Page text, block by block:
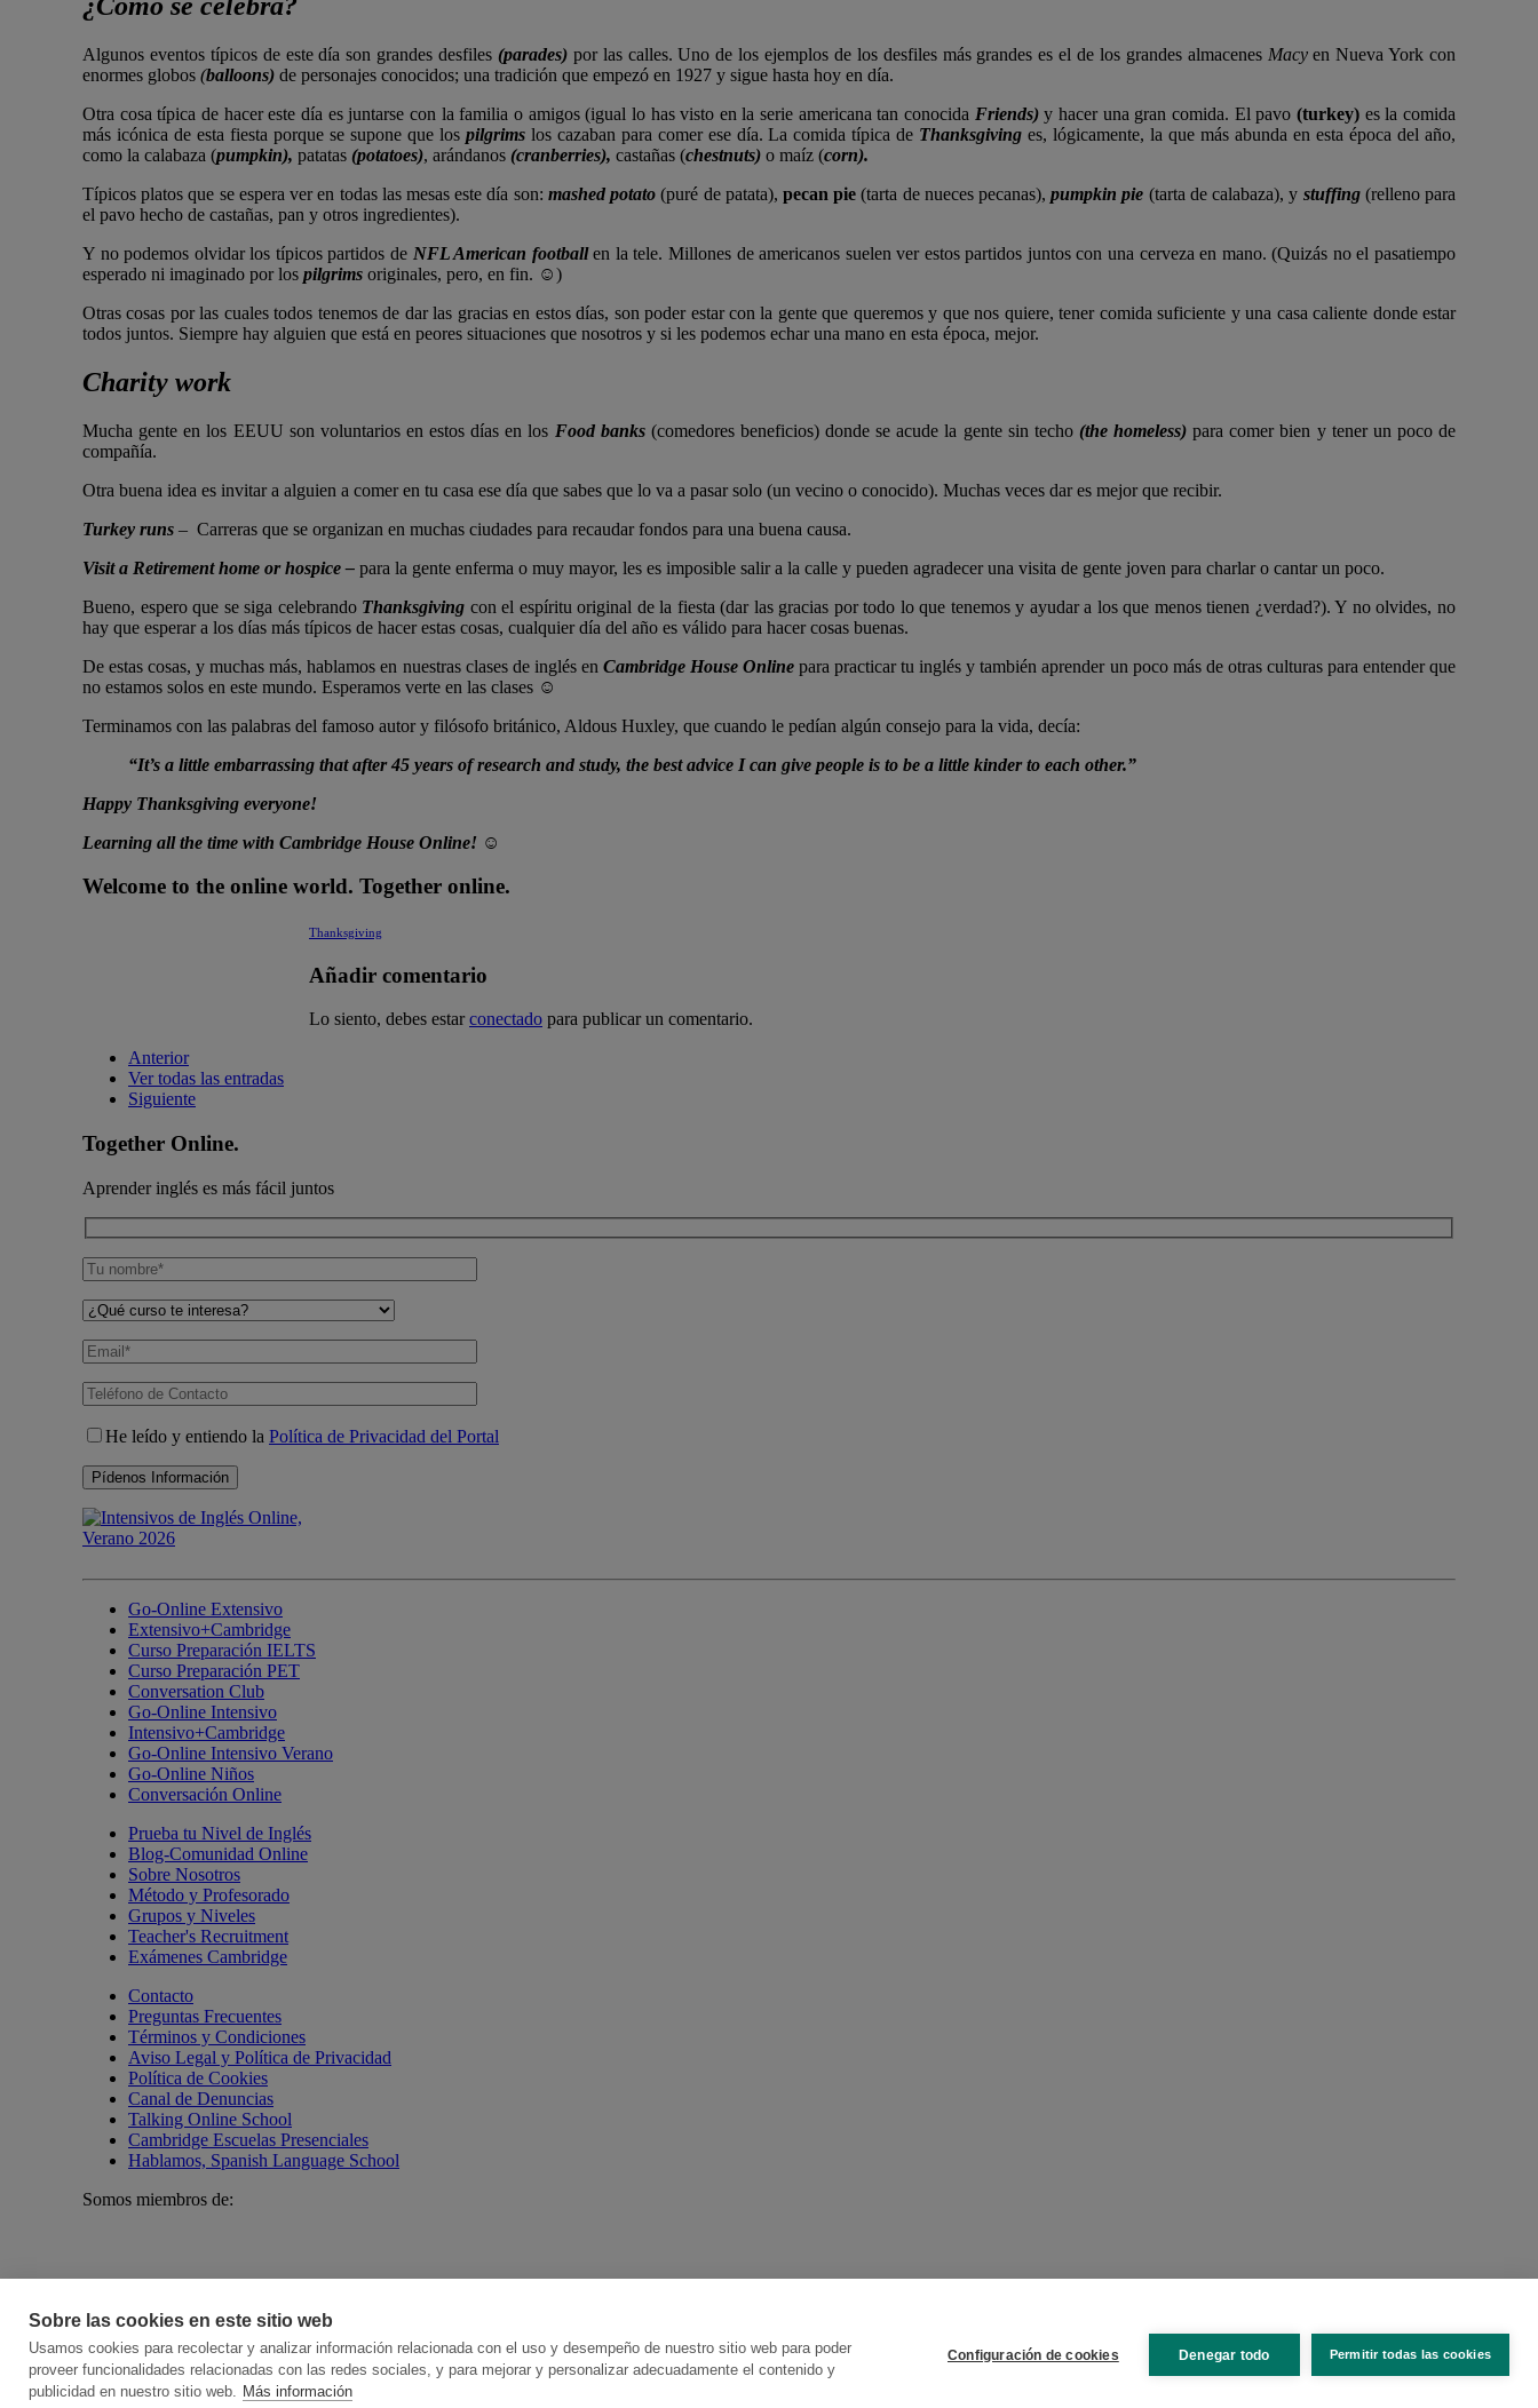
Algunos eventos típicos de este día son grandes desfiles (parades)por las calles. Uno de los ejemplos de los desfiles más grandes es el de los grandes almacenes Macyen Nueva York con
enormes globos (balloons) de personajes conocidos; una tradición que empezó en 1927 y sigue hasta hoy en día.
Otra cosa típica de hacer este día es juntarse con la familia o amigos (igual lo has visto en la serie americana tan conocida Friends) y hacer una gran comida. El pavo(turkey) es la comida
más icónica de esta fiesta porque se supone que los pilgrims los cazaban para comer ese día. La comida típica de Thanksgivinges, lógicamente, la que más abunda en esta época del año,
como la calabaza (pumpkin), patatas (potatoes), arándanos (cranberries), castañas (chestnuts) o maíz (corn).
Típicos platos que se espera ver en todas las mesas este día son: mashed potato(puré de patata), pecan pie(tarta de nueces pecanas),pumpkin pie (tarta de calabaza), y stuffing (relleno para
el pavo hecho de castañas, pan y otros ingredientes).
Y no podemos olvidar los típicos partidos de NFL American footballen la tele. Millones de americanos suelen ver estos partidos juntos con una cerveza en mano. (Quizás no el pasatiempo
esperado ni imaginado por los pilgrims originales, pero, en fin. ☺)
Otras cosas por las cuales todos tenemos de dar las gracias en estos días, son poder estar con la gente que queremos y que nos quiere, tener comida suficiente y una casa caliente donde estar
todos juntos. Siempre hay alguien que está en peores situaciones que nosotros y si les podemos echar una mano en esta época, mejor.
Charity work
Mucha gente en los EEUU son voluntarios en estos días en los Food banks(comedores beneficios) donde se acude la gente sin techo (the homeless)para comer bien y tener un poco de
compañía.
Otra buena idea es invitar a alguien a comer en tu casa ese día que sabes que lo va a pasar solo (un vecino o conocido). Muchas veces dar es mejor que recibir.
Turkey runs – Carreras que se organizan en muchas ciudades para recaudar fondos para una buena causa.
Visit a Retirement home or hospice – para la gente enferma o muy mayor, les es imposible salir a la calle y pueden agradecer una visita de gente joven para charlar o cantar un poco.
Bueno, espero que se siga celebrando Thanksgiving con el espíritu original de la fiesta (dar las gracias por todo lo que tenemos y ayudar a los que menos tienen ¿verdad?). Y no olvides, no
hay que esperar a los días más típicos de hacer estas cosas, cualquier día del año es válido para hacer cosas buenas.
De estas cosas, y muchas más, hablamos en nuestras clases de inglés en Cambridge House Onlinepara practicar tu inglés y también aprender un poco más de otras culturas para entender que
no estamos solos en este mundo. Esperamos verte en las clases ☺
Terminamos con las palabras del famoso autor y filósofo británico, Aldous Huxley, que cuando le pedían algún consejo para la vida, decía:
“It’s a little embarrassing that after 45 years of research and study, the best advice I can give people is to be a little kinder to each other.”
Happy Thanksgiving everyone!
Learning all the time with Cambridge House Online! ☺
Welcome to the online world. Together online.
Thanksgiving
Añadir comentario
Lo siento, debes estarconectado para publicar un comentario.
Anterior
Ver todas las entradas
Siguiente
Together Online.
Aprender inglés es más fácil juntos
He leído y entiendo la Política de Privacidad del Portal
Go-Online Extensivo
Extensivo+Cambridge
Curso Preparación IELTS
Curso Preparación PET
Conversation Club
Go-Online Intensivo
Intensivo+Cambridge
Go-Online Intensivo Verano
Go-Online Niños
Conversación Online
Prueba tu Nivel de Inglés
Blog-Comunidad Online
Sobre Nosotros
Método y Profesorado
Grupos y Niveles
Teacher's Recruitment
Exámenes Cambridge
Contacto
Preguntas Frecuentes
Términos y Condiciones
Aviso Legal y Política de Privacidad
Política de Cookies
Canal de Denuncias
Talking Online School
Cambridge Escuelas Presenciales
Hablamos, Spanish Language School
Somos miembros de:
© 2026 Online School by Cambridge House. All rights reserved
Sobre las cookies en este sitio web
Usamos cookies para recolectar y analizar información relacionada con el uso y desempeño de nuestro sitio web para poder
proveer funcionalidades relacionadas con las redes sociales, y para mejorar y personalizar adecuadamente el contenido y
publicidad en nuestro sitio web. Más información
Configuración de cookies Denegar todo Permitir todas las cookies